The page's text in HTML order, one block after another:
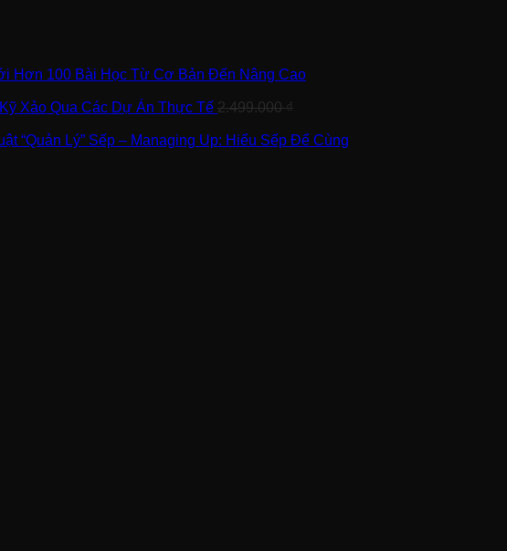
Hơn 100 Bài Học Từ Cơ Bản Đến Nâng Cao
Xảo Qua Các Dự Án Thực Tế 2.499.000₫
“Quản Lý” Sếp – Managing Up: Hiểu Sếp Để Cùng